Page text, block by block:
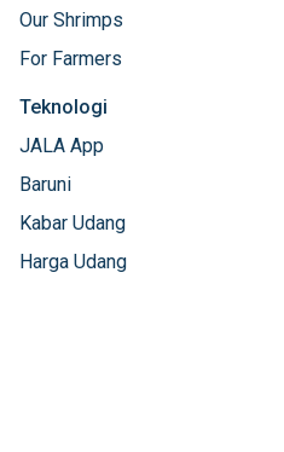
Our Shrimps
For Farmers
Teknologi
JALA App
Baruni
Kabar Udang
Harga Udang